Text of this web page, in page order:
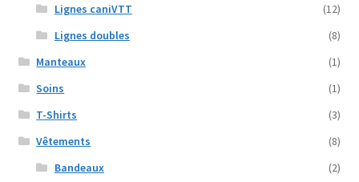
Lignes caniVTT
(12)
Lignes doubles
(8)
Manteaux
(1)
Soins
(1)
T-Shirts
(3)
Vêtements
(8)
Bandeaux
(2)